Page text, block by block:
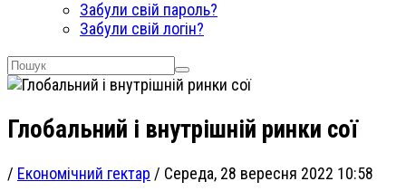
Забули свій пароль?
Забули свій логін?
Глобальний і внутрішній ринки сої
/ Економічний гектар / Середа, 28 вересня 2022 10:58